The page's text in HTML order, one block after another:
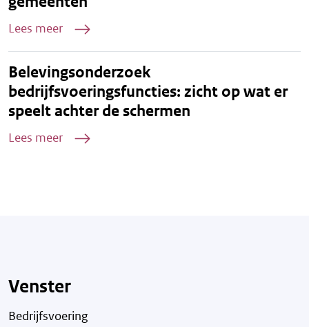
Lees meer
Belevingsonderzoek
bedrijfsvoeringsfuncties: zicht op wat er
speelt achter de schermen
Lees meer
Venster
Bedrijfsvoering